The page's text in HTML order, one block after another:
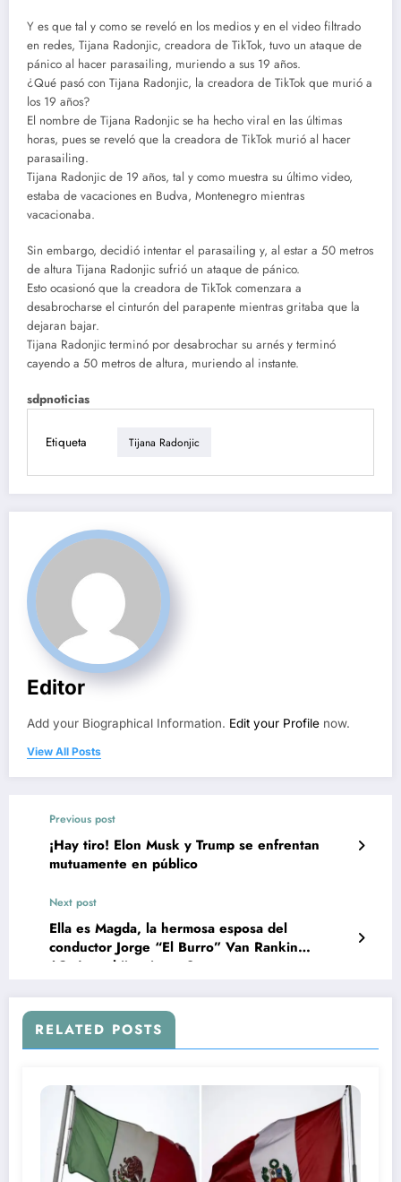
Y es que tal y como se reveló en los medios y en el video filtrado
en redes, Tijana Radonjic, creadora de TikTok, tuvo un ataque de
pánico al hacer parasailing, muriendo a sus 19 años.
¿Qué pasó con Tijana Radonjic, la creadora de TikTok que murió a
los 19 años?
El nombre de Tijana Radonjic se ha hecho viral en las últimas
horas, pues se reveló que la creadora de TikTok murió al hacer
parasailing.
Tijana Radonjic de 19 años, tal y como muestra su último video,
estaba de vacaciones en Budva, Montenegro mientras
vacacionaba.
Sin embargo, decidió intentar el parasailing y, al estar a 50 metros
de altura Tijana Radonjic sufrió un ataque de pánico.
Esto ocasionó que la creadora de TikTok comenzara a
desabrocharse el cinturón del parapente mientras gritaba que la
dejaran bajar.
Tijana Radonjic terminó por desabrochar su arnés y terminó
cayendo a 50 metros de altura, muriendo al instante.
sdpnoticias
Etiqueta Tijana Radonjic
Editor
Add your Biographical Information. Edit your Profile now.
View All Posts
Previous post
¡Hay tiro! Elon Musk y Trump se enfrentan
mutuamente en público
Next post
Ella es Magda, la hermosa esposa del
conductor Jorge “El Burro” Van Rankin
¿Cuántas hijas tienen?
RELATED POSTS